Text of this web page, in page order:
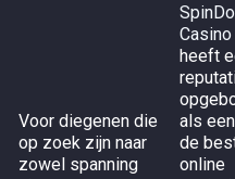
Voor diegenen die
op zoek zijn naar
zowel spanning
Casino
heeft
als
de
online